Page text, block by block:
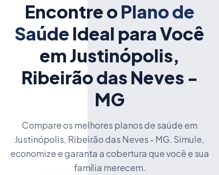
Encontre o Plano de
Saúde Ideal para Você
em Justinópolis,
Ribeirão das Neves -
MG
Compare os melhores planos de saúde em
Justinópolis, Ribeirão das Neves - MG. Simule,
economize e garanta a cobertura que você e sua
família merecem.